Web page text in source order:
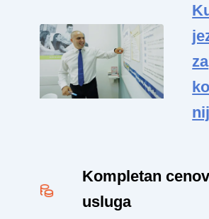
za
Kompletan
usluga